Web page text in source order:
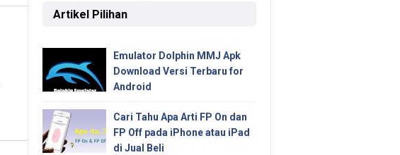
Artikel Pilihan
Emulator Dolphin MMJ Apk
Download Versi Terbaru for
Android
Cari Tahu Apa Arti FP On dan
FP Off pada iPhone atau iPad
di Jual Beli